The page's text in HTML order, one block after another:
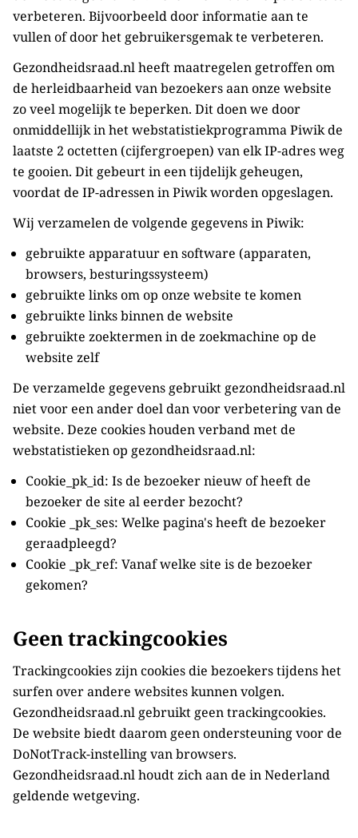
verbeteren. Bijvoorbeeld door informatie aan te
vullen of door het gebruikersgemak te verbeteren.
Gezondheidsraad.nl heeft maatregelen getroffen om
de herleidbaarheid van bezoekers aan onze website
zo veel mogelijk te beperken. Dit doen we door
onmiddellijk in het webstatistiekprogramma Piwik de
laatste 2 octetten (cijfergroepen) van elk IP-adres weg
te gooien. Dit gebeurt in een tijdelijk geheugen,
voordat de IP-adressen in Piwik worden opgeslagen.
Wij verzamelen de volgende gegevens in Piwik:
gebruikte apparatuur en software (apparaten,
browsers, besturingssysteem)
gebruikte links om op onze website te komen
gebruikte links binnen de website
gebruikte zoektermen in de zoekmachine op de
website zelf
De verzamelde gegevens gebruikt gezondheidsraad.nl
niet voor een ander doel dan voor verbetering van de
website. Deze cookies houden verband met de
webstatistieken op gezondheidsraad.nl:
Cookie_pk_id: Is de bezoeker nieuw of heeft de
bezoeker de site al eerder bezocht?
Cookie _pk_ses: Welke pagina's heeft de bezoeker
geraadpleegd?
Cookie _pk_ref: Vanaf welke site is de bezoeker
gekomen?
Geen trackingcookies
Trackingcookies zijn cookies die bezoekers tijdens het
surfen over andere websites kunnen volgen.
Gezondheidsraad.nl gebruikt geen trackingcookies.
De website biedt daarom geen ondersteuning voor de
DoNotTrack-instelling van browsers.
Gezondheidsraad.nl houdt zich aan de in Nederland
geldende wetgeving.